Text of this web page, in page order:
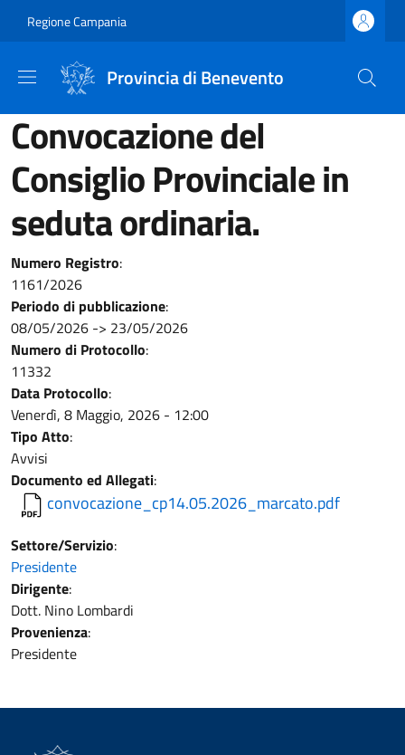
Regione Campania
Provincia di Benevento
Convocazione del
Consiglio Provinciale in
seduta ordinaria.
Numero Registro:
1161/2026
Periodo di pubblicazione:
08/05/2026 -> 23/05/2026
Numero di Protocollo:
11332
Data Protocollo:
Venerdì, 8 Maggio, 2026 - 12:00
Tipo Atto:
Avvisi
Documento ed Allegati:
convocazione_cp14.05.2026_marcato.pdf
Settore/Servizio:
Presidente
Dirigente:
Dott. Nino Lombardi
Provenienza:
Presidente